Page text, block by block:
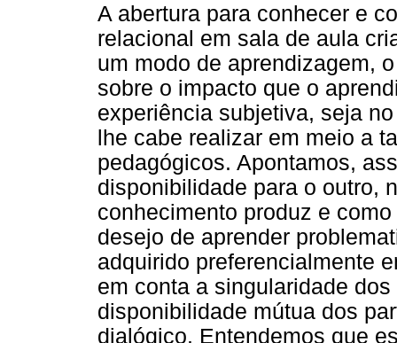
A abertura para conhecer e
relacional em sala de aula
um modo de aprendizagem,
sobre o impacto que o
experiência subjetiva, seja
lhe cabe realizar em meio a
pedagógicos. Apontamos,
disponibilidade para o outro,
conhecimento produz e
desejo de aprender
adquirido preferencialmente
em conta a singularidade
disponibilidade mútua dos
dialógico. Entendemos que